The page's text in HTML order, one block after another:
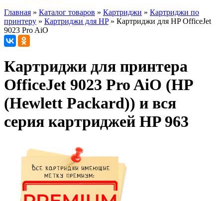
Главная » Каталог товаров » Картриджи » Картриджи по
принтеру » Картриджи для HP» Картриджи для HP OfficeJet
9023 Pro AiO
Картриджи для принтера
OfficeJet 9023 Pro AiO (HP
(Hewlett Packard)) и вся
серия картриджей HP 963